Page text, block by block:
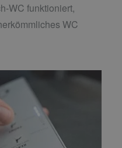
WC funktioniert,
WC